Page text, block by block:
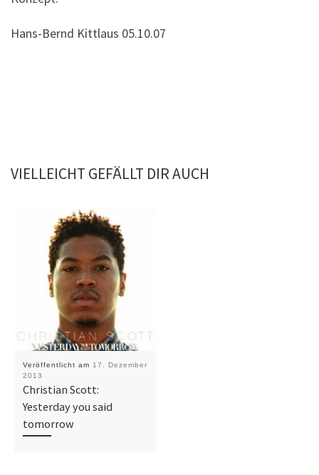
Hans-Bernd Kittlaus 05.10.07
VIELLEICHT GEFÄLLT DIR AUCH
Veröffentlicht am 17. Dezember
2013
Christian Scott:
Yesterday you said
tomorrow